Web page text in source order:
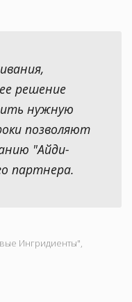
решение
нужную
позволяют
"Айди-
партнера.
Ингридиенты",